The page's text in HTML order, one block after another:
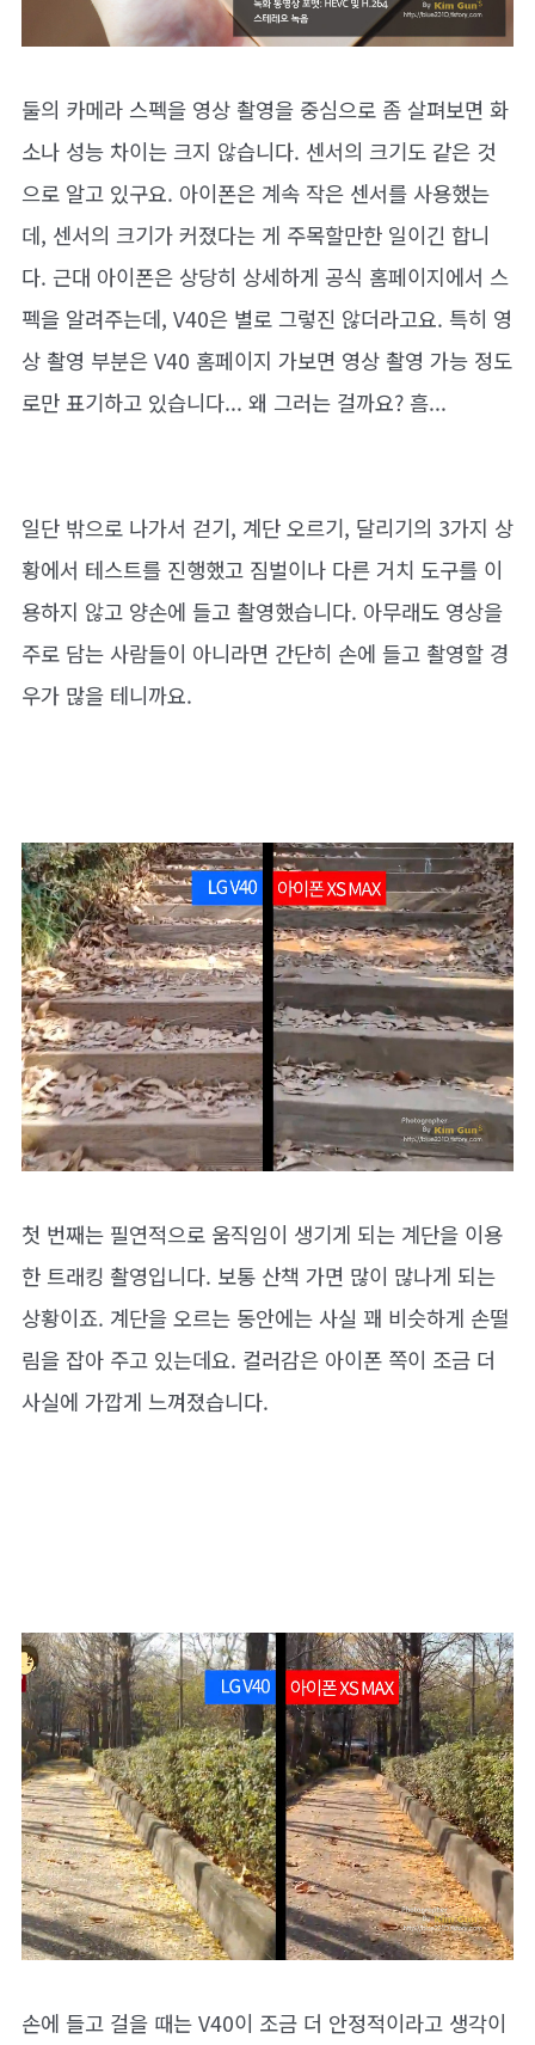
둘의 카메라 스펙을 영상 촬영을 중심으로 좀 살펴보면 화
소나 성능 차이는 크지 않습니다. 센서의 크기도 같은 것
으로 알고 있구요. 아이폰은 계속 작은 센서를 사용했는
데, 센서의 크기가 커졌다는 게 주목할만한 일이긴 합니
다. 근대 아이폰은 상당히 상세하게 공식 홈페이지에서 스
펙을 알려주는데, V40은 별로 그렇진 않더라고요. 특히 영
상 촬영 부분은 V40 홈페이지 가보면 영상 촬영 가능 정도
로만 표기하고 있습니다... 왜 그러는 걸까요? 흠...
일단 밖으로 나가서 걷기, 계단 오르기, 달리기의 3가지 상
황에서 테스트를 진행했고 짐벌이나 다른 거치 도구를 이
용하지 않고 양손에 들고 촬영했습니다. 아무래도 영상을
주로 담는 사람들이 아니라면 간단히 손에 들고 촬영할 경
우가 많을 테니까요.
첫 번째는 필연적으로 움직임이 생기게 되는 계단을 이용
한 트래킹 촬영입니다. 보통 산책 가면 많이 많나게 되는
상황이죠. 계단을 오르는 동안에는 사실 꽤 비슷하게 손떨
림을 잡아 주고 있는데요. 컬러감은 아이폰 쪽이 조금 더
사실에 가깝게 느껴졌습니다.
손에 들고 걸을 때는 V40이 조금 더 안정적이라고 생각이